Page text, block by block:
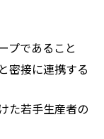
プであること
密接に連携する
た若手生産者の